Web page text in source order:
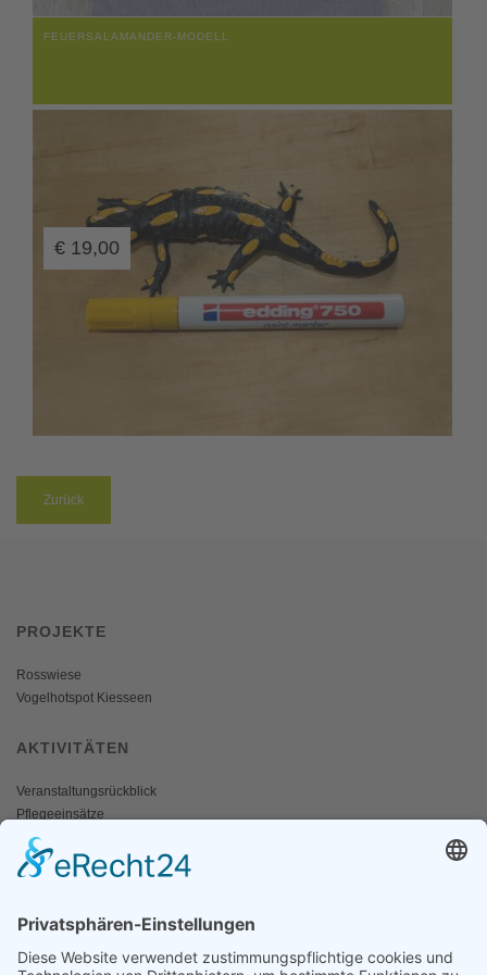
FEUERSALAMANDER-MODELL
€ 19,00
Zurück
PROJEKTE
Rosswiese
Vogelhotspot Kiesseen
AKTIVITÄTEN
Veranstaltungsrückblick
Pflegeeinsätze
AKTIV WERDEN
Mitgliedschaft
Spenden